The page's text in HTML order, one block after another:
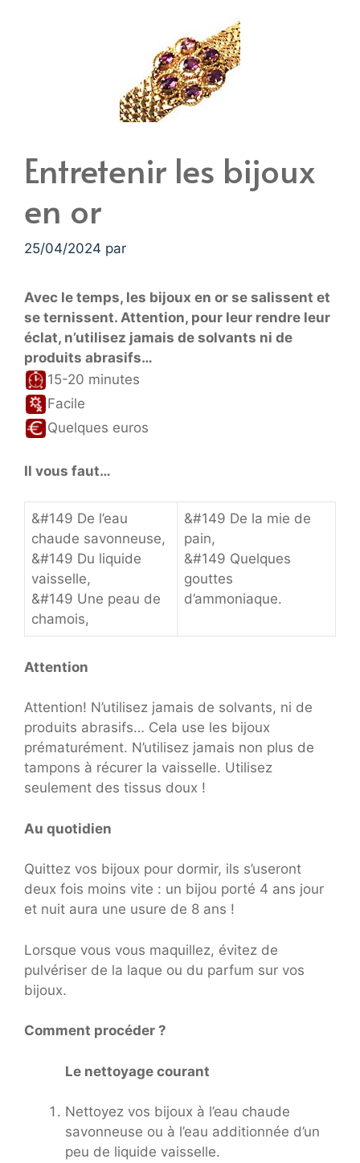
Entretenir les bijoux
en or
25/04/2024 par
Avec le temps, les bijoux en or se salissent et
se ternissent. Attention, pour leur rendre leur
éclat, n’utilisez jamais de solvants ni de
produits abrasifs…
15-20 minutes
Facile
Quelques euros
Il vous faut…
&#149 De l’eau
chaude savonneuse,
&#149 Du liquide
vaisselle,
&#149 Une peau de
chamois,
&#149 De la mie de
pain,
&#149 Quelques
gouttes
d’ammoniaque.
Attention
Attention! N’utilisez jamais de solvants, ni de
produits abrasifs… Cela use les bijoux
prématurément. N’utilisez jamais non plus de
tampons à récurer la vaisselle. Utilisez
seulement des tissus doux !
Au quotidien
Quittez vos bijoux pour dormir, ils s’useront
deux fois moins vite : un bijou porté 4 ans jour
et nuit aura une usure de 8 ans !
Lorsque vous vous maquillez, évitez de
pulvériser de la laque ou du parfum sur vos
bijoux.
Comment procéder ?
Le nettoyage courant
Nettoyez vos bijoux à l’eau chaude
savonneuse ou à l’eau additionnée d’un
peu de liquide vaisselle.